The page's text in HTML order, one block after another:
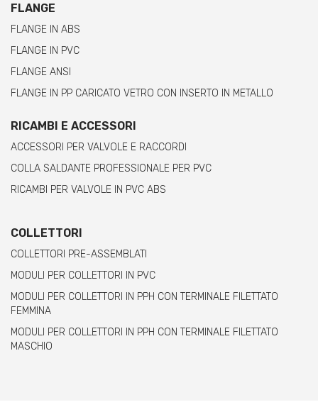
FLANGE
FLANGE IN ABS
FLANGE IN PVC
FLANGE ANSI
FLANGE IN PP CARICATO VETRO CON INSERTO IN METALLO
RICAMBI E ACCESSORI
ACCESSORI PER VALVOLE E RACCORDI
COLLA SALDANTE PROFESSIONALE PER PVC
RICAMBI PER VALVOLE IN PVC ABS
COLLETTORI
COLLETTORI PRE-ASSEMBLATI
MODULI PER COLLETTORI IN PVC
MODULI PER COLLETTORI IN PPH CON TERMINALE FILETTATO
FEMMINA
MODULI PER COLLETTORI IN PPH CON TERMINALE FILETTATO
MASCHIO